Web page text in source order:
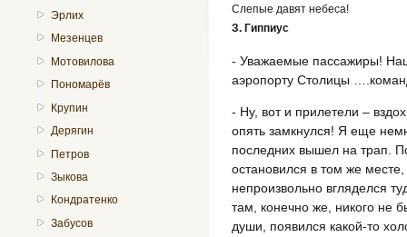
Эрлих
Мезенцев
Мотовилова
Пономарёв
Крупин
Дерягин
Петров
Зыкова
Кондратенко
Забусов
Слепые давят небеса!
З. Гиппиус
- Уважаемые пассажиры!
аэропорту Столицы
- Ну, вот и прилетели –
опять замкнулся! Я еще
последних вышел на трап.
остановился в том же
непроизвольно вгляделся
там, конечно же, никого не
души, появился какой-то